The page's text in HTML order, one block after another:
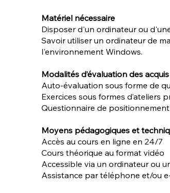
Matériel nécessaire
Disposer d'un ordinateur ou
Savoir utiliser un ordinateur de
l'environnement Windows.
Modalités d’évaluation des acquis
Auto-évaluation sous forme de
Exercices sous formes d’ateliers
Questionnaire de
Moyens pédagogiques et
Accès au cours en ligne en 24/7
Cours théorique au format vidéo
Accessible via un ordinateur ou
Assistance par téléphone et/ou